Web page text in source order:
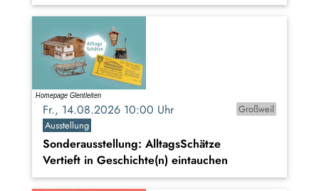
Fr., 14.08.2026 10:00 Uhr
Großweil
Ausstellung
Sonderausstellung: AlltagsSchätze
Vertieft in Geschichte(n) eintauchen